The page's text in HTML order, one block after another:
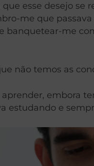
esse desejo
me que
banquetear-me
não temos as
embora
estudando e